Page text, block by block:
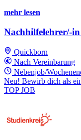
mehr lesen
Nachhilfelehrer/-
Quickborn
Nach Vereinbarung
Nebenjob/
Neu! Bewirb dich als
TOP JOB